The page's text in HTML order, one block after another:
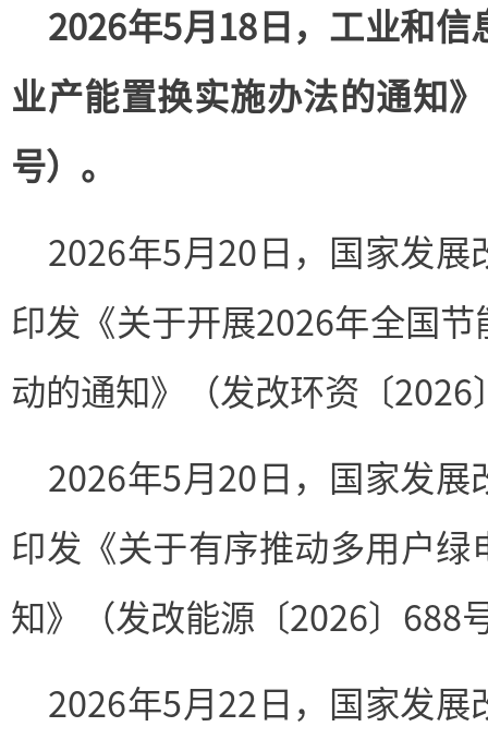
2026年5月18日，工业和信
业产能置换实施办法的通知
号）。
2026年5月20日，国家发展
印发《关于开展2026年全国
动的通知》（发改环资〔2026
2026年5月20日，国家发展
印发《关于有序推动多用户绿
知》（发改能源〔2026〕688
2026年5月22日，国家发展